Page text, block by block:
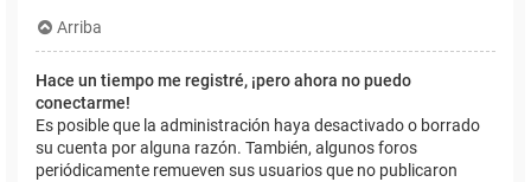
Arriba
Hace un tiempo me registré, ¡pero ahora no puedo
conectarme!
Es posible que la administración haya desactivado o borrado
su cuenta por alguna razón. También, algunos foros
periódicamente remueven sus usuarios que no publicaron